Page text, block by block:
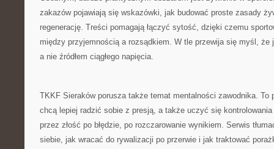
zakazów pojawiają się wskazówki, jak budować proste zasady
regenerację. Treści pomagają łączyć sytość, dzięki czemu
między przyjemnością a rozsądkiem. W tle przewija się myśl, że
a nie źródłem ciągłego napięcia.
TKKF Sieraków porusza także temat mentalności zawodnika. To
chcą lepiej radzić sobie z presją, a także uczyć się
przez złość po błędzie, po rozczarowanie wynikiem. Serwis
siebie, jak wracać do rywalizacji po przerwie i jak traktować